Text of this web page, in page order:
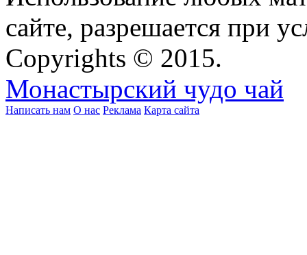
сайте, разрешается при
Copyrights © 2015.
Монастырский чудо чай
Написать нам О нас Реклама Карта сайта